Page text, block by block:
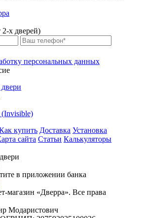
2-х дверей)
персональных данных
купить Доставка Установка
сайта Статьи Калькуляторы
в приложении банка
магазин «Дверра». Все права
Модаристович